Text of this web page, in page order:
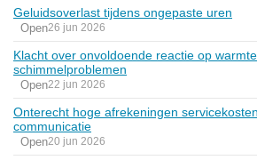
Geluidsoverlast tijdens ongepaste uren
Open26 jun 2026
Klacht over onvoldoende reactie op
schimmelproblemen
Open22 jun 2026
Onterecht hoge afrekeningen
communicatie
Open20 jun 2026